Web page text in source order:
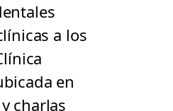
a los
en
charlas